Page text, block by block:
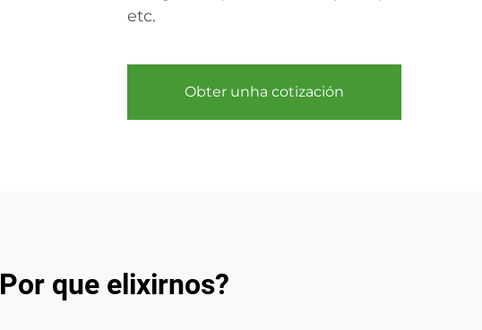
etc.
Obter unha cotización
Por que elixirnos?